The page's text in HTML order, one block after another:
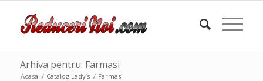
Arhiva pentru: Farmasi
Acasa / Catalog Lady’s / Farmasi